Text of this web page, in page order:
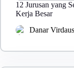
12 Jurusan yang
Kerja Besar
Danar Virdaus